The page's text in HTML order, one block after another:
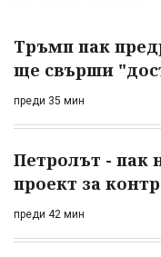
Тръмп пак
ще свърши
преди 35 мин
Петролът - пак
проект за
преди 42 мин